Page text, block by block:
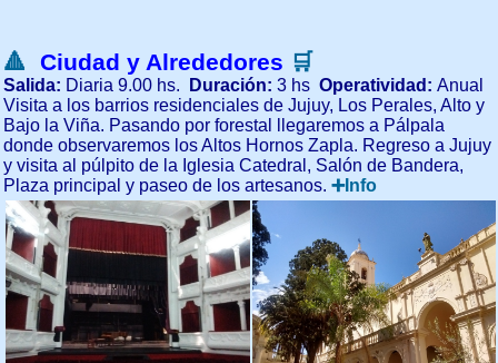
🔺 Ciudad y Alrededores 🛒
Salida: Diaria 9.00 hs. Duración: 3 hsOperatividad: Anual
Visita a los barrios residenciales de Jujuy, Los Perales, Alto y
Bajo la Viña. Pasando por forestal llegaremos a Pálpala
donde observaremos los Altos Hornos Zapla. Regreso a Jujuy
y visita al púlpito de la Iglesia Catedral, Salón de Bandera,
Plaza principal y paseo de los artesanos.➕Info